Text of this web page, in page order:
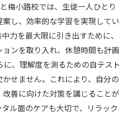
梅小路校では、生徒一人ひとり
し、効率的な学習を実現してい
力を最大限に引き出すために、
ンを取り入れ、休憩時間も計画
に、理解度を測るための自テスト
せません。これにより、自分の
善に向けた対策を講じることが
ル面のケアも大切で、リラック